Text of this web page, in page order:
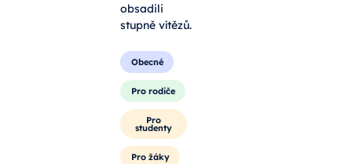
obsadili
stupně vítězů.
Obecné
Pro rodiče
Pro
studenty
Pro žáky